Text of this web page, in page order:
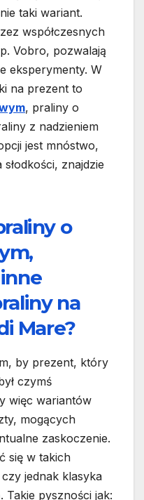
taki wariant.
współczesnych
Vobro, pozwalają
eksperymenty. W
na prezent to
, praliny o
z nadzieniem
jest mnóstwo,
znajdzie
o
na
Mare?
by prezent, który
czymś
więc wariantów
mogących
zaskoczenie.
się w takich
jednak klasyka
Takie pyszności jak: